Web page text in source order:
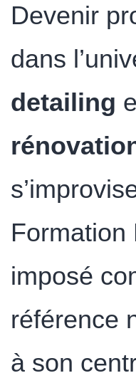
Devenir
dans
detailing
Formation
imposé
référence
à son